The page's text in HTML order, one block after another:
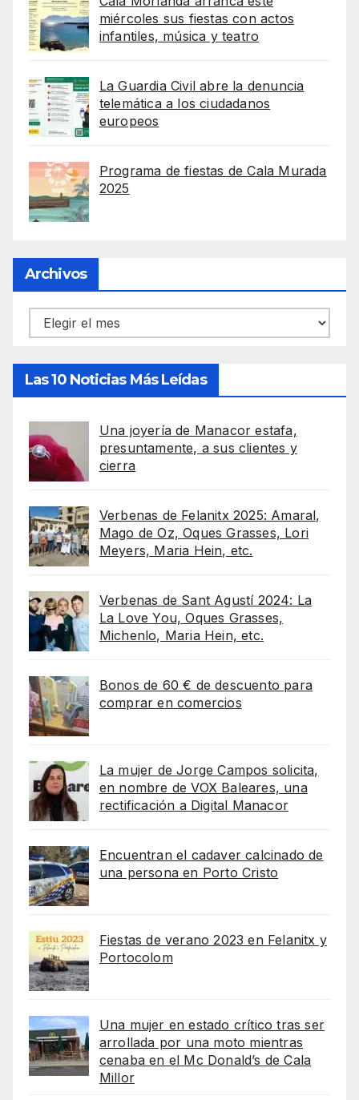
miércoles sus fiestas con actos
infantiles, música y teatro
La Guardia Civil abre la denuncia
telemática a los ciudadanos
europeos
Programa de fiestas de Cala Murada
2025
Archivos
Archivos
Las 10 Noticias Más Leídas
Una joyería de Manacor estafa,
presuntamente, a sus clientes y
cierra
Verbenas de Felanitx 2025: Amaral,
Mago de Oz, Oques Grasses, Lori
Meyers, Maria Hein, etc.
Verbenas de Sant Agustí 2024: La
La Love You, Oques Grasses,
Michenlo, Maria Hein, etc.
Bonos de 60 € de descuento para
comprar en comercios
La mujer de Jorge Campos solicita,
en nombre de VOX Baleares, una
rectificación a Digital Manacor
Encuentran el cadaver calcinado de
una persona en Porto Cristo
Fiestas de verano 2023 en Felanitx y
Portocolom
Una mujer en estado crítico tras ser
arrollada por una moto mientras
cenaba en el Mc Donald’s de Cala
Millor